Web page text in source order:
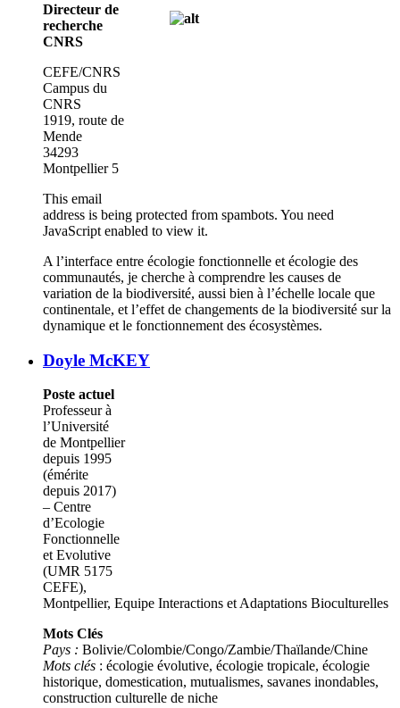
Directeur de
recherche
CNRS
CEFE/CNRS
Campus du
CNRS
1919, route de
Mende
34293
Montpellier 5
This email
address is being protected from spambots. You need
JavaScript enabled to view it.
A l’interface entre écologie fonctionnelle et écologie des
communautés, je cherche à comprendre les causes de
variation de la biodiversité, aussi bien à l’échelle locale que
continentale, et l’effet de changements de la biodiversité sur la
dynamique et le fonctionnement des écosystèmes.
Doyle McKEY
Poste actuel
Professeur à
l’Université
de Montpellier
depuis 1995
(émérite
depuis 2017)
– Centre
d’Ecologie
Fonctionnelle
et Evolutive
(UMR 5175
CEFE),
Montpellier, Equipe Interactions et Adaptations Bioculturelles
Mots Clés
Pays : Bolivie/Colombie/Congo/Zambie/Thaïlande/Chine
Mots clés : écologie évolutive, écologie tropicale, écologie
historique, domestication, mutualismes, savanes inondables,
construction culturelle de niche